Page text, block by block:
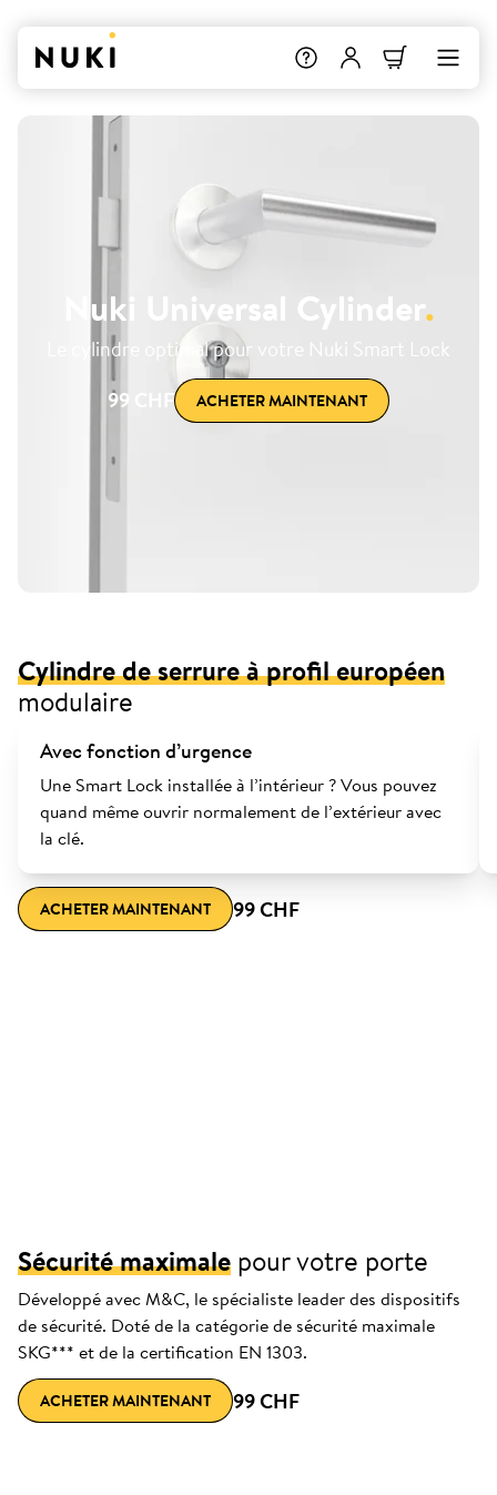
Nuki Universal Cylinder.
Le cylindre optimal pour votre Nuki Smart Lock
99 CHF
ACHETER MAINTENANT
Cylindre de serrure à profil européen
modulaire
Avec fonction d’urgence
Une Smart Lock installée à l’intérieur ? Vous pouvez
quand même ouvrir normalement de l’extérieur avec
la clé.
ACHETER MAINTENANT 99 CHF
Sécurité maximale pour votre porte
Développé avec M&C, le spécialiste leader des dispositifs
de sécurité. Doté de la catégorie de sécurité maximale
SKG*** et de la certification EN 1303.
ACHETER MAINTENANT 99 CHF